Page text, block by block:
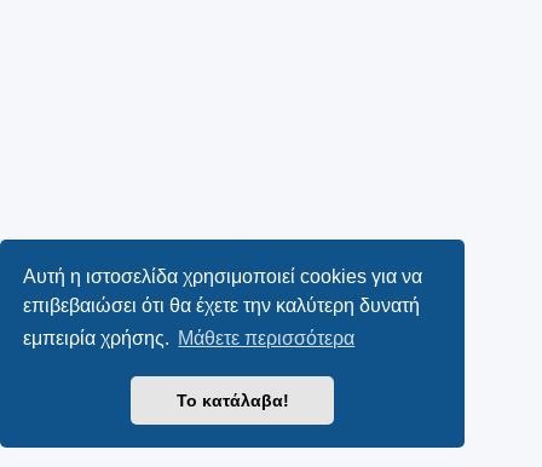
Αυτή η ιστοσελίδα χρησιμοποιεί cookies για να
επιβεβαιώσει ότι θα έχετε την καλύτερη δυνατή
εμπειρία χρήσης. Μάθετε περισσότερα
Το κατάλαβα!